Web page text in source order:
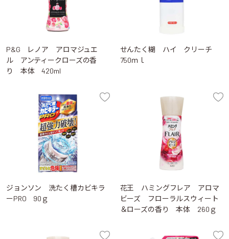
P&G レノア アロマジュエ
ル アンティークローズの香
り 本体 420ml
せんたく糊 ハイ クリーチ
750ｍｌ
ジョンソン 洗たく槽カビキラ
ーPRO 90ｇ
花王 ハミングフレア アロマ
ビーズ フローラルスウィート
＆ローズの香り 本体 260ｇ